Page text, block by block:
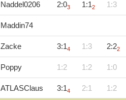
Naddel0206 2:03 1:12 1:3
Maddin74
Zacke 3:14 1:3 2:22
Poppy 1:2 1:2 1:0
ATLASClaus 3:14 2:1 1:2